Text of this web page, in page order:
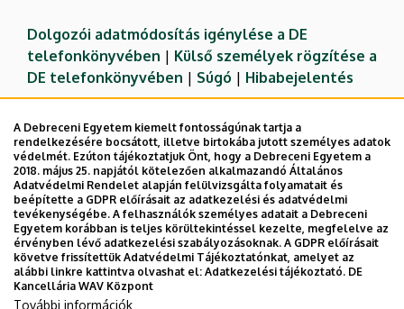
Dolgozói adatmódosítás igénylése a DE
telefonkönyvében | Külső személyek rögzítése a
DE telefonkönyvében | Súgó | Hibabejelentés
Adatvédelem
Adatvédelem
A Debreceni Egyetem kiemelt fontosságúnak tartja a
rendelkezésére bocsátott, illetve birtokába jutott személyes adatok
védelmét. Ezúton tájékoztatjuk Önt, hogy a Debreceni Egyetem a
2018. május 25. napjától kötelezően alkalmazandó Általános
Adatvédelmi Rendelet alapján felülvizsgálta folyamatait és
beépítette a GDPR előírásait az adatkezelési és adatvédelmi
tevékenységébe. A felhasználók személyes adatait a Debreceni
Egyetem korábban is teljes körültekintéssel kezelte, megfelelve az
érvényben lévő adatkezelési szabályozásoknak. A GDPR előírásait
követve frissítettük Adatvédelmi Tájékoztatónkat, amelyet az
alábbi linkre kattintva olvashat el: Adatkezelési tájékoztató. DE
Kancellária WAV Központ
További információk